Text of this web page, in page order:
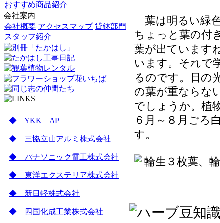
おすすめ商品紹介
会社案内
会社概要 アクセスマップ 貸鉢部門
スタッフ紹介
◆ YKK AP
◆ 三協立山アルミ株式会社
◆ パナソニック電工株式会社
◆ 東洋エクステリア株式会社
◆ 新日軽株式会社
◆ 四国化成工業株式会社
葉は明るい緑
ちょっと葉の付
葉が出ています
います。それ
るのです。日の
の葉が重ならな
でしょうか。植
６月～８月ごろ
す。